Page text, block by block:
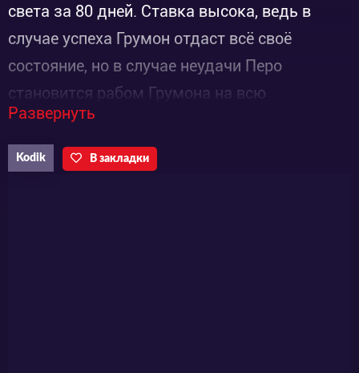
света за 80 дней. Ставка высока, ведь в
случае успеха Грумон отдаст всё своё
состояние, но в случае неудачи Перо
становится рабом Грумона на всю
оставшуюся жизнь. Перо отправляется в
долгий путь, сопровождаемый своими
верными друзьями, бегемотом Като и
Развернуть
Kodik В закладки